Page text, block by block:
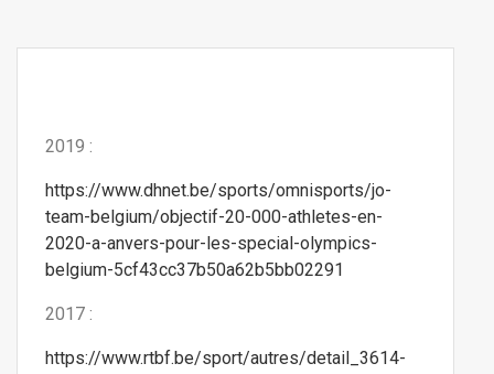
2019 :
https://www.dhnet.be/sports/omnisports/jo-
team-belgium/objectif-20-000-athletes-en-
2020-a-anvers-pour-les-special-olympics-
belgium-5cf43cc37b50a62b5bb02291
2017 :
https://www.rtbf.be/sport/autres/detail_3614-